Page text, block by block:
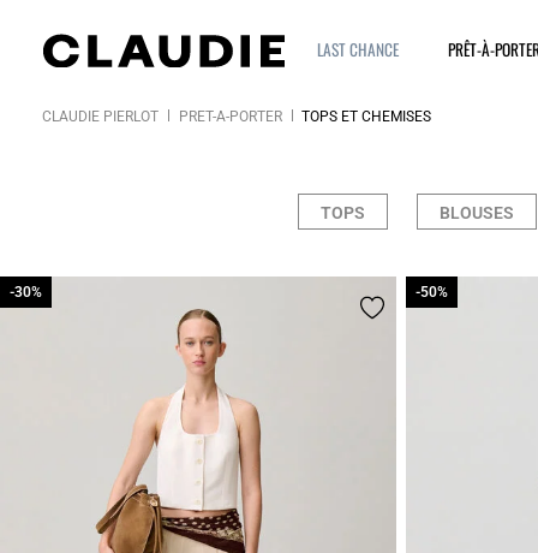
LAST CHANCE PRÊT-À-
CLAUDIE PIERLOT PRÊT-À-PORTER TOPS ET CHEMISES
TOPS BLOUSES
-30%
-30% -50%
-50%